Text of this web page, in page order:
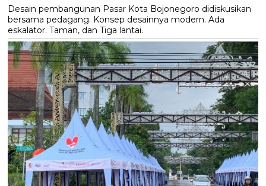
Desain pembangunan Pasar Kota Bojonegoro didiskusikan
bersama pedagang. Konsep desainnya modern. Ada
eskalator. Taman, dan Tiga lantai.